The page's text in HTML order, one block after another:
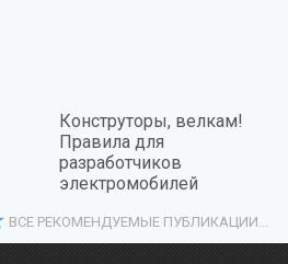
Конструторы, велкам!
Правила для
разработчиков
электромобилей
ВСЕ РЕКОМЕНДУЕМЫЕ ПУБЛИКАЦИИ...